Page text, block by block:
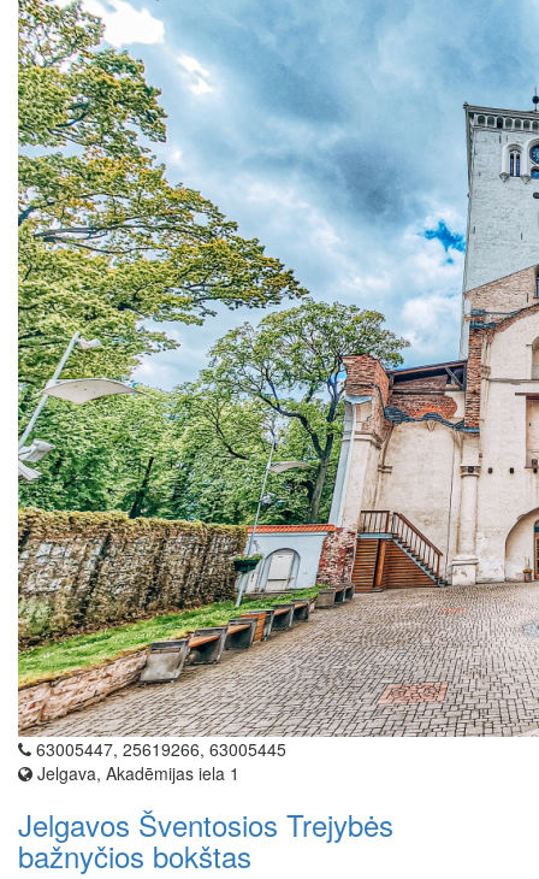
63005447, 25619266, 63005445
Jelgava, Akadēmijas iela 1
Jelgavos Šventosios Trejybės
bažnyčios bokštas